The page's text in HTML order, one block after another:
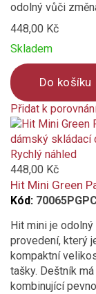
odolný vůči
448,00 Kč
Skladem
Do košíku
Přidat k
Product
is
added
to
compare
Rychlý náhled
448,00 Kč
Hit Mini Green
Kód:
Hit mini je
provedení, který
kompaktní
tašky. Deštník
kombinující